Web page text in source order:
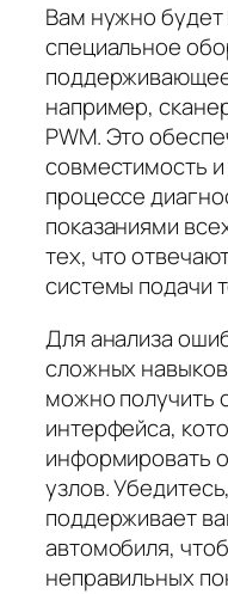
Вам нужно будет
специальное
например,
PWM. Это
совместимость
процессе
показаниями
тех, что
системы подачи
Для анализа
сложных
можно получить
интерфейса,
информировать
узлов.
поддерживает
автомобиля,
неправильных